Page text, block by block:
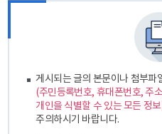
게시되는 글의 본문이나 첨부파
(주민등록번호, 휴대폰번호, 주
개인을 식별할 수 있는 모든 정
주의하시기 바랍니다.